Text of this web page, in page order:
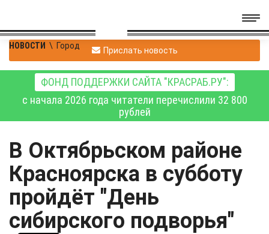
НОВОСТИ \ Город Прислать новость
ФОНД ПОДДЕРЖКИ САЙТА "КРАСРАБ.РУ":
с начала 2026 года читатели перечислили 32 800
рублей
В Октябрьском районе
Красноярска в субботу
пройдёт "День
сибирского подворья"